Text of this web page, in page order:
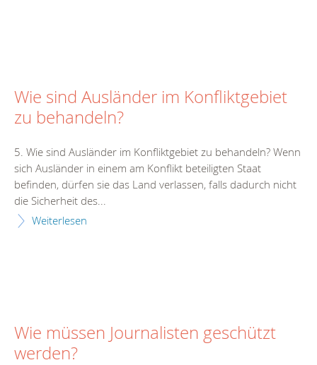
Wie sind Ausländer im Konfliktgebiet
zu behandeln?
5. Wie sind Ausländer im Konfliktgebiet zu behandeln? Wenn
sich Ausländer in einem am Konflikt beteiligten Staat
befinden, dürfen sie das Land verlassen, falls dadurch nicht
die Sicherheit des...
Weiterlesen
Wie müssen Journalisten geschützt
werden?